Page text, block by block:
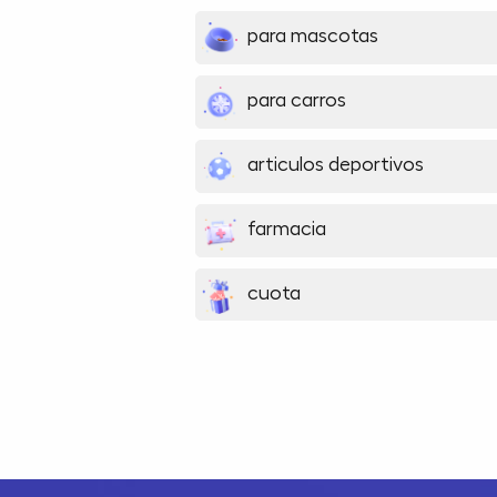
para mascotas
para carros
articulos deportivos
farmacia
cuota